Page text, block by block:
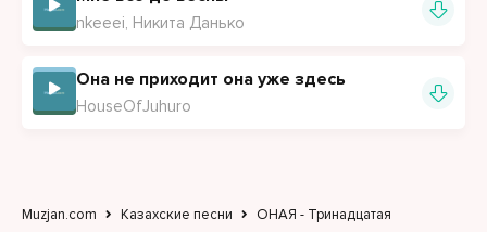
nkeeei, Никита Данько
Она не приходит она уже здесь
HouseOfJuhuro
Muzjan.com Казахские песни ОНАЯ - Тринадцатая